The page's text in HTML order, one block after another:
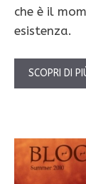
che è il
esistenza.
SCOPRI DI